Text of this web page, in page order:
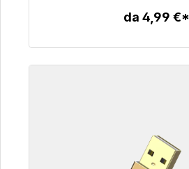
da 4,99 €*